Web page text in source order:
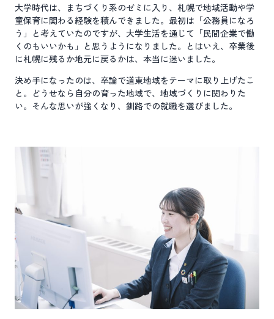
大学時代は、まちづくり系のゼミに入り、札幌で地域活動や学
童保育に関わる経験を積んできました。最初は「公務員になろ
う」と考えていたのですが、大学生活を通じて「民間企業で働
くのもいいかも」と思うようになりました。とはいえ、卒業後
に札幌に残るか地元に戻るかは、本当に迷いました。
決め手になったのは、卒論で道東地域をテーマに取り上げたこ
と。どうせなら自分の育った地域で、地域づくりに関わりた
い。そんな思いが強くなり、釧路での就職を選びました。